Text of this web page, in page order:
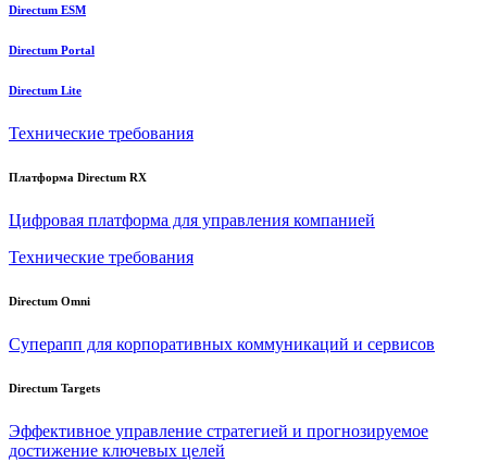
Directum ESM
Directum Portal
Directum Lite
Технические требования
Платформа Directum RX
Цифровая платформа для управления компанией
Технические требования
Directum Omni
Суперапп для корпоративных коммуникаций и сервисов
Directum Targets
Эффективное управление стратегией и прогнозируемое
достижение ключевых целей